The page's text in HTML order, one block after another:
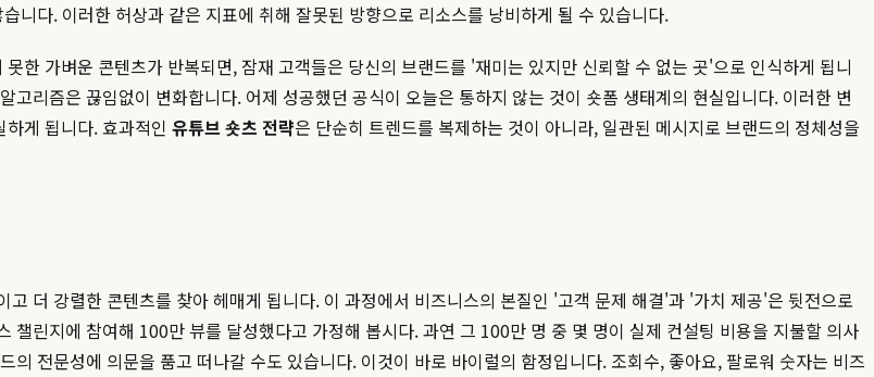
니다. 이러한 허상과 같은 지표에 취해 잘못된 방향으로 리소스를 낭비하게 될 수 있습니다.
한 가벼운 콘텐츠가 반복되면, 잠재 고객들은 당신의 브랜드를 '재미는 있지만 신뢰할 수 없는 곳'으로 인식하게 됩니
리즘은 끊임없이 변화합니다. 어제 성공했던 공식이 오늘은 통하지 않는 것이 숏폼 생태계의 현실입니다. 이러한 변
게 됩니다. 효과적인 유튜브 숏츠 전략은 단순히 트렌드를 복제하는 것이 아니라, 일관된 메시지로 브랜드의 정체성을
더 강렬한 콘텐츠를 찾아 헤매게 됩니다. 이 과정에서 비즈니스의 본질인 '고객 문제 해결'과 '가치 제공'은 뒷전으로
린지에 참여해 100만 뷰를 달성했다고 가정해 봅시다. 과연 그 100만 명 중 몇 명이 실제 컨설팅 비용을 지불할 의사
전문성에 의문을 품고 떠나갈 수도 있습니다. 이것이 바로 바이럴의 함정입니다. 조회수, 좋아요, 팔로워 숫자는 비즈